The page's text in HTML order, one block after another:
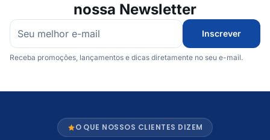
nossa Newsletter
Inscrever
Receba promoções, lançamentos e dicas diretamente no seu e-mail.
O QUE NOSSOS CLIENTES DIZEM